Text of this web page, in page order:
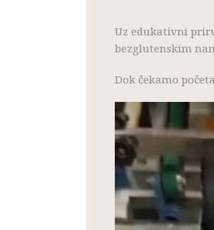
Uz edukativni
bezglutenskim
Dok čekamo